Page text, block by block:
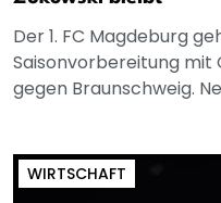
Der 1. FC Magdeburg
Saisonvorbereitung mit
gegen Braunschweig.
WIRTSCHAFT